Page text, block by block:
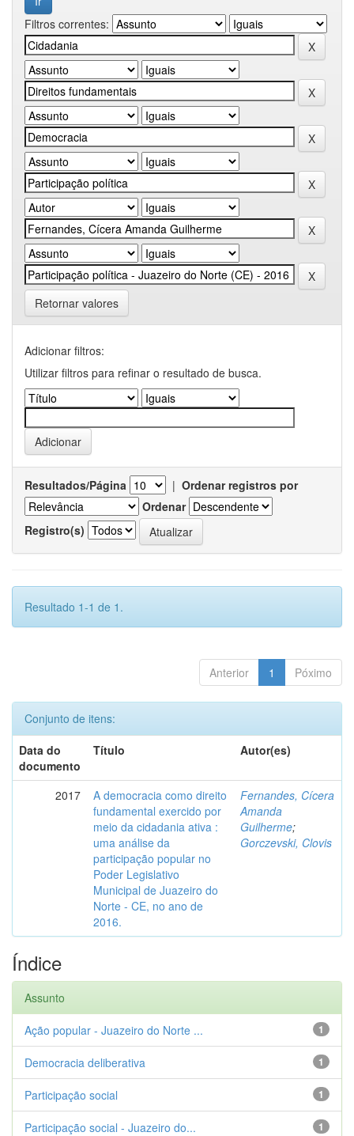
Filtros correntes:
Retornar valores
Adicionar filtros:
Utilizar filtros para refinar o resultado de busca.
Resultados/Página | Ordenar registros por
Ordenar
Registro(s)
Resultado 1-1 de 1.
Anterior 1 Póximo
Conjunto de itens:
Data do
documento
Título Autor(es)
2017
A democracia como direito
fundamental exercido por
meio da cidadania ativa :
uma análise da
participação popular no
Poder Legislativo
Municipal de Juazeiro do
Norte - CE, no ano de
2016.
Fernandes, Cícera
Amanda
Guilherme;
Gorczevski, Clovis
Índice
Assunto
1
Ação popular - Juazeiro do Norte ...
1
Democracia deliberativa
1
Participação social
1
Participação social - Juazeiro do...